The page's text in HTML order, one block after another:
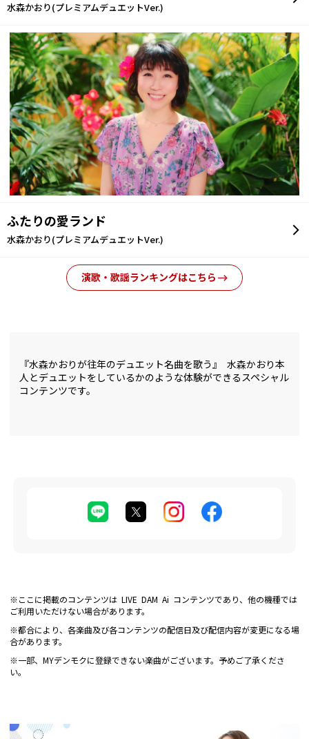
水森かおり(プレミアムデュエットVer.)
ふたりの愛ランド
水森かおり(プレミアムデュエットVer.)
演歌・歌謡ランキングはこちら
『水森かおりが往年のデュエット名曲を歌う』 水森かおり本
人とデュエットをしているかのような体験ができるスペシャル
コンテンツです。
※ここに掲載のコンテンツは LIVE DAM Ai コンテンツであり、他の機種では
ご利用いただけない場合があります。
※都合により、各楽曲及び各コンテンツの配信日及び配信内容が変更になる場
合があります。
※一部、MYデンモクに登録できない楽曲がございます。予めご了承くださ
い。